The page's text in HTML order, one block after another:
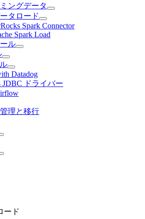
ングデータ
タロード
Spark Connector
Spark Load
ル
Datadog
JDBC ドライバー
理と移行
ード